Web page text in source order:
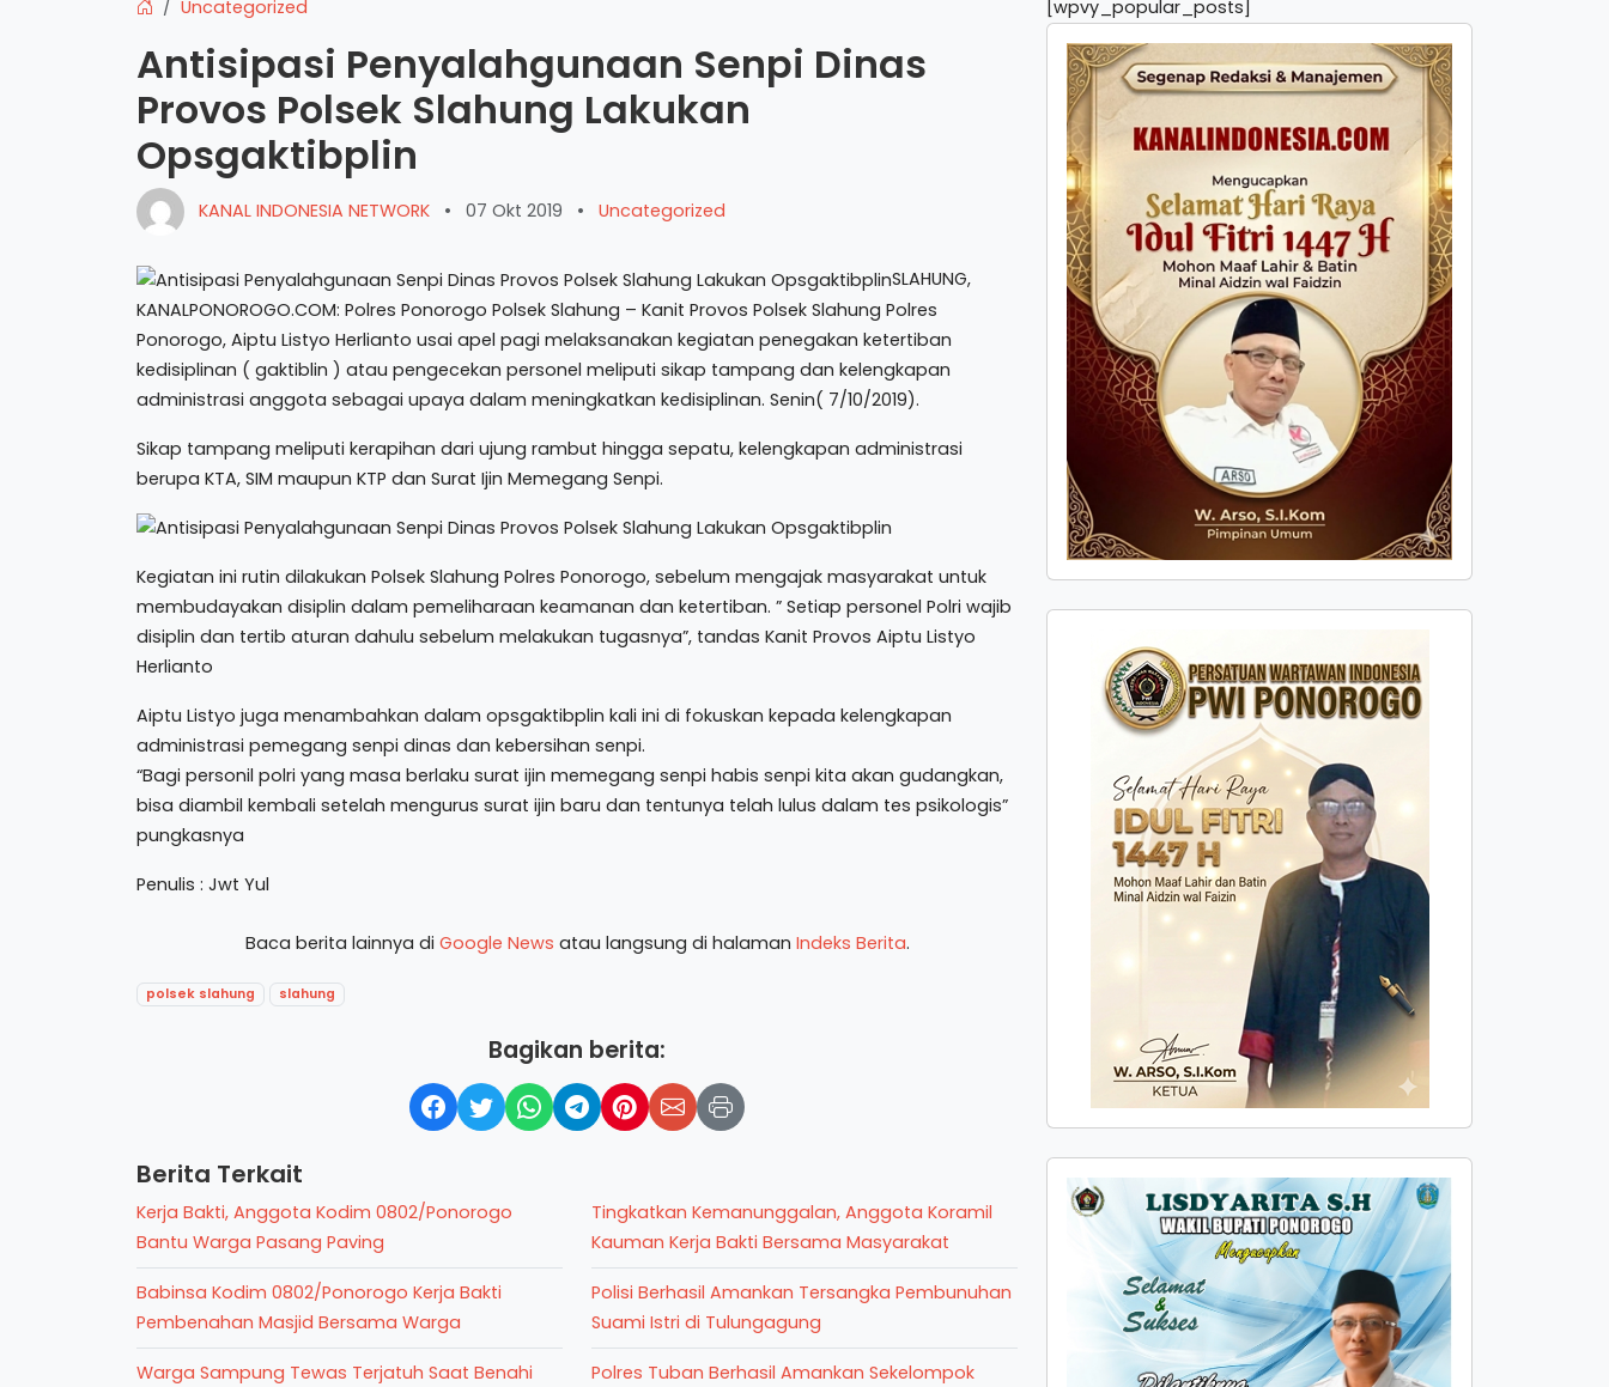
Uncategorized
Antisipasi Penyalahgunaan Senpi Dinas
Provos Polsek Slahung Lakukan
Opsgaktibplin
KANAL INDONESIA NETWORK • 07 Okt 2019 • Uncategorized
SLAHUNG,
KANALPONOROGO.COM: Polres Ponorogo Polsek Slahung – Kanit Provos Polsek Slahung Polres
Ponorogo, Aiptu Listyo Herlianto usai apel pagi melaksanakan kegiatan penegakan ketertiban
kedisiplinan ( gaktiblin ) atau pengecekan personel meliputi sikap tampang dan kelengkapan
administrasi anggota sebagai upaya dalam meningkatkan kedisiplinan. Senin( 7/10/2019).
Sikap tampang meliputi kerapihan dari ujung rambut hingga sepatu, kelengkapan administrasi
berupa KTA, SIM maupun KTP dan Surat Ijin Memegang Senpi.
Kegiatan ini rutin dilakukan Polsek Slahung Polres Ponorogo, sebelum mengajak masyarakat untuk
membudayakan disiplin dalam pemeliharaan keamanan dan ketertiban. ” Setiap personel Polri wajib
disiplin dan tertib aturan dahulu sebelum melakukan tugasnya”, tandas Kanit Provos Aiptu Listyo
Herlianto
Aiptu Listyo juga menambahkan dalam opsgaktibplin kali ini di fokuskan kepada kelengkapan
administrasi pemegang senpi dinas dan kebersihan senpi.
“Bagi personil polri yang masa berlaku surat ijin memegang senpi habis senpi kita akan gudangkan,
bisa diambil kembali setelah mengurus surat ijin baru dan tentunya telah lulus dalam tes psikologis”
pungkasnya
Penulis : Jwt Yul
Baca berita lainnya di Google News atau langsung di halaman Indeks Berita.
polsek slahung slahung
Bagikan berita:
Berita Terkait
Kerja Bakti, Anggota Kodim 0802/Ponorogo
Bantu Warga Pasang Paving
Babinsa Kodim 0802/Ponorogo Kerja Bakti
Pembenahan Masjid Bersama Warga
Warga Sampung Tewas Terjatuh Saat Benahi
Tingkatkan Kemanunggalan, Anggota Koramil
Kauman Kerja Bakti Bersama Masyarakat
Polisi Berhasil Amankan Tersangka Pembunuhan
Suami Istri di Tulungagung
Polres Tuban Berhasil Amankan Sekelompok
[wpvy_popular_posts]